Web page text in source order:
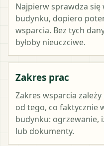
Najpierw sprawdza się
budynku, dopiero
wsparcia. Bez tych
byłoby nieuczciwe.
Zakres prac
Zakres wsparcia
od tego, co faktycznie
budynku: ogrzewanie,
lub dokumenty.